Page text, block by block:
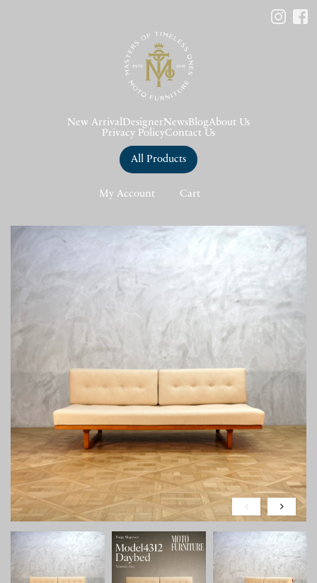
New Arrival DesignerNews BlogAbout Us
Privacy PolicyContact Us
All Products
My Account Cart